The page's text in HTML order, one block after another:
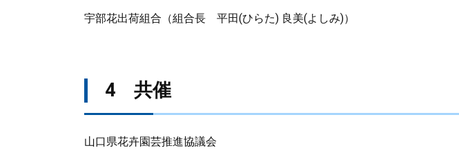
宇部花出荷組合（組合長 平田(ひらた) 良美(よしみ)）
4 共催
山口県花卉園芸推進協議会